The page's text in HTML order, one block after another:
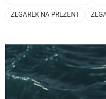
ZEGAREK NA PREZENT